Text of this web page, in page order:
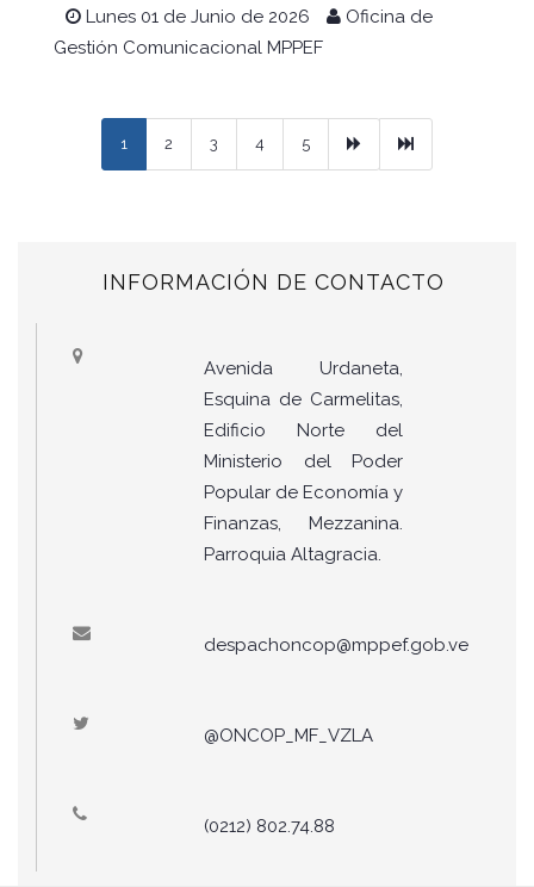
Lunes 01 de Junio de 2026
Oficina de
Gestión Comunicacional MPPEF
1 2 3 4 5 Ultimo
INFORMACIÓN DE CONTACTO
Avenida Urdaneta,
Esquina de Carmelitas,
Edificio Norte del
Ministerio del Poder
Popular de Economía y
Finanzas, Mezzanina.
Parroquia Altagracia.
despachoncop@mppef.gob.ve
@ONCOP_MF_VZLA
(0212) 802.74.88